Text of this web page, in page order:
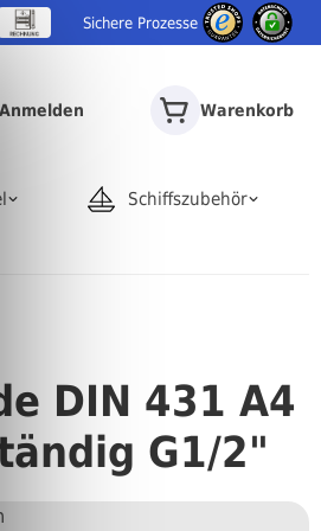
Sichere Prozesse
Anmelden Warenkorb
Schiffszubehör
DIN 431 A4
G1/2"